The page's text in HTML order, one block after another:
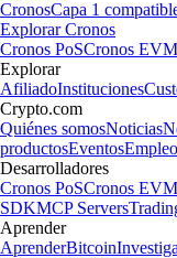
CronosCapa 1
Explorar Cronos
Cronos PoSCronos EVM
Explorar
AfiliadoInstituciones
Crypto.com
Quiénes somosNoticias
productosEventosEmpleo
Desarrolladores
Cronos PoSCronos EVM
SDKMCP Servers
Aprender
AprenderBitcoin